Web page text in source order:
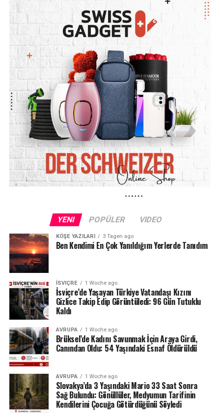
YENI POPÜLER VIDEO
KÖŞE YAZILARI 3 Tagen ago
Ben Kendimi En Çok Yanıldığım Yerlerde Tanıdım
İSVIÇRE 1 Woche ago
İsviçre’de Yaşayan Türkiye Vatandaşı Kızını
Gizlice Takip Edip Görüntüledi: 96 Gün Tutuklu
Kaldı
AVRUPA 1 Woche ago
Brüksel’de Kadını Savunmak İçin Araya Girdi,
Canından Oldu: 54 Yaşındaki Esnaf Öldürüldü
AVRUPA 1 Woche ago
Slovakya’da 3 Yaşındaki Mario 33 Saat Sonra
Sağ Bulundu: Gönüllüler, Medyumun Tarifinin
Kendilerini Çocuğa Götürdüğünü Söyledi